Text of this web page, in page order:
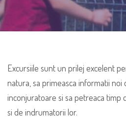
Excursiile sunt un prilej excelent
natura, sa primeasca informatii noi
inconjuratoare si sa petreaca timp
si de indrumatorii lor.